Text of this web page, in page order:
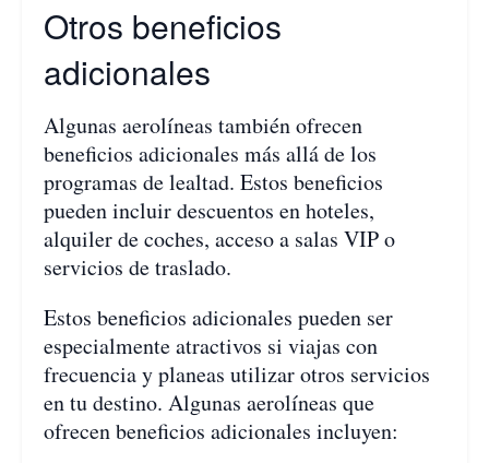
Otros beneficios
adicionales
Algunas aerolíneas también ofrecen
beneficios adicionales más allá de los
programas de lealtad. Estos beneficios
pueden incluir descuentos en hoteles,
alquiler de coches, acceso a salas VIP o
servicios de traslado.
Estos beneficios adicionales pueden ser
especialmente atractivos si viajas con
frecuencia y planeas utilizar otros servicios
en tu destino. Algunas aerolíneas que
ofrecen beneficios adicionales incluyen: